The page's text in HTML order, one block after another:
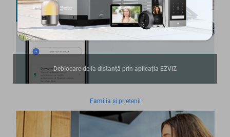
Deblocare de la distanță prin aplicația EZVIZ
Familia și prietenii